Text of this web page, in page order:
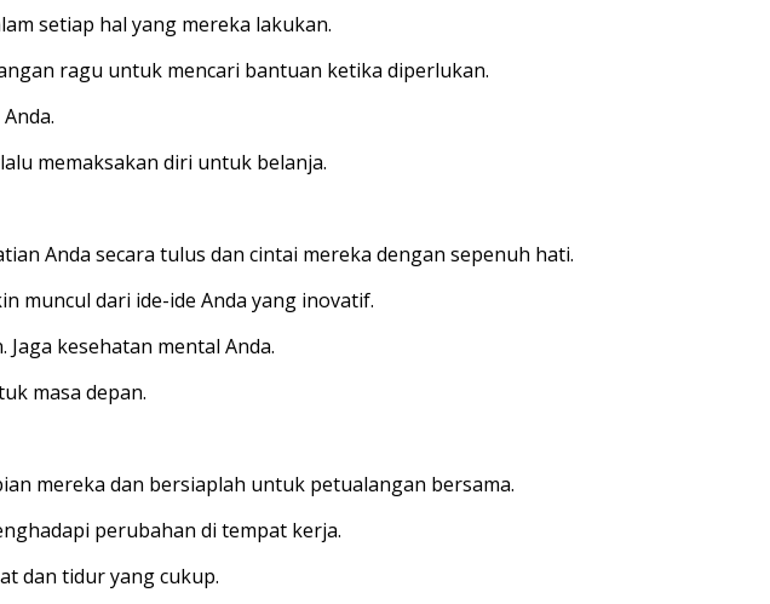
setiap hal yang mereka lakukan.
ragu untuk mencari bantuan ketika diperlukan.
memaksakan diri untuk belanja.
Anda secara tulus dan cintai mereka dengan sepenuh hati.
muncul dari ide-ide Anda yang inovatif.
kesehatan mental Anda.
masa depan.
mereka dan bersiaplah untuk petualangan bersama.
perubahan di tempat kerja.
dan tidur yang cukup.